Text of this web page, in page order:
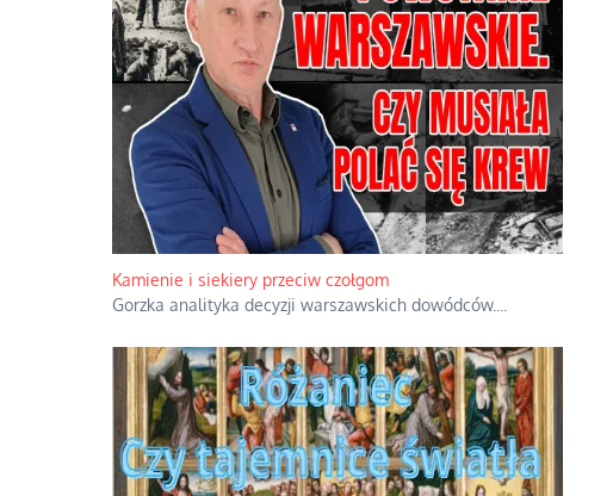
Kamienie i siekiery przeciw czołgom
Gorzka analityka decyzji warszawskich dowódców.